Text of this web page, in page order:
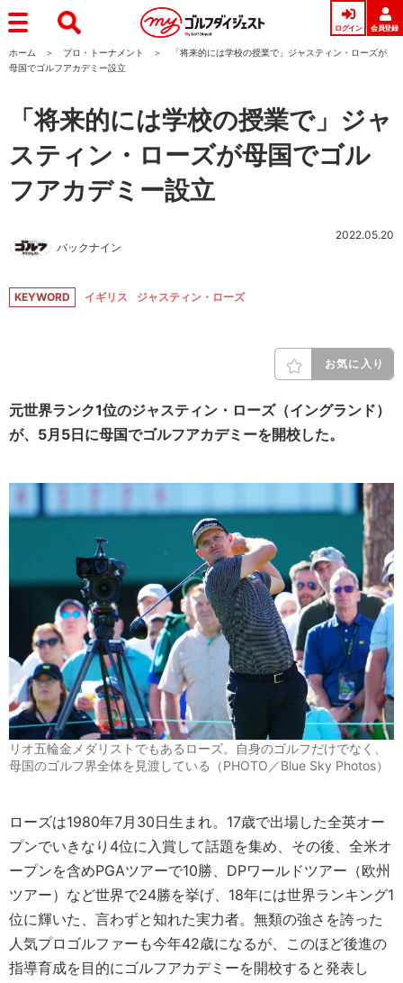
ログイン 会員登録
ホーム プロ・トーナメント
「将来的には学校の授業で」ジャスティン・ローズが
母国でゴルフアカデミー設立
「将来的には学校の授業で」ジャ
スティン・ローズが母国でゴル
フアカデミー設立
バックナイン
2022.05.20
KEYWORD イギリス ジャスティン・ローズ
お気に入り
元世界ランク1位のジャスティン・ローズ（イングランド）
が、5月5日に母国でゴルフアカデミーを開校した。
リオ五輪金メダリストでもあるローズ。自身のゴルフだけでなく、
母国のゴルフ界全体を見渡している（PHOTO／Blue Sky Photos）
ローズは1980年7月30日生まれ。17歳で出場した全英オー
プンでいきなり4位に入賞して話題を集め、その後、全米オ
ープンを含めPGAツアーで10勝、DPワールドツアー（欧州
ツアー）など世界で24勝を挙げ、18年には世界ランキング1
位に輝いた、言わずと知れた実力者。無類の強さを誇った
人気プロゴルファーも今年42歳になるが、このほど後進の
指導育成を目的にゴルフアカデミーを開校すると発表し